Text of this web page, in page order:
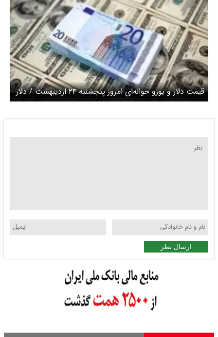
قیمت دلار و یورو حواله‌ای امروز پنجشنبه ۲۴ اردیبهشت / دلار
افزایشی شد یورو کاهشی
ارسال نظر